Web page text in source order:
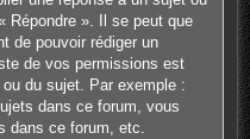
Répondre ». Il se peut que
de pouvoir rédiger un
de vos permissions est
du sujet. Par exemple :
dans ce forum, vous
dans ce forum, etc.